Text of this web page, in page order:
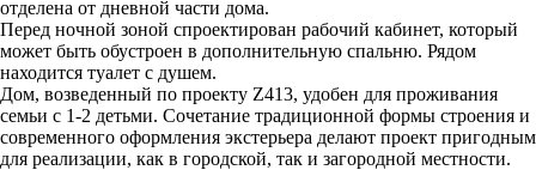
отделена от дневной части дома.
Перед ночной зоной спроектирован рабочий кабинет, который
может быть обустроен в дополнительную спальню. Рядом
находится туалет с душем.
Дом, возведенный по проекту Z413, удобен для проживания
семьи с 1-2 детьми. Сочетание традиционной формы строения и
современного оформления экстерьера делают проект пригодным
для реализации, как в городской, так и загородной местности.